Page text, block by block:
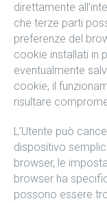
direttamente
che terze parti
preferenze del
cookie installati in
eventualmente
cookie, il
risultare
L’Utente può
dispositivo
browser, le
browser ha
possono essere